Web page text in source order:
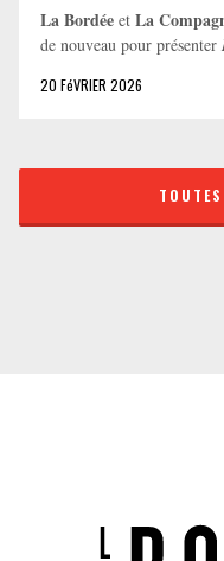
La Bordée et La
de nouveau pour présenter
20 FéVRIER 2026